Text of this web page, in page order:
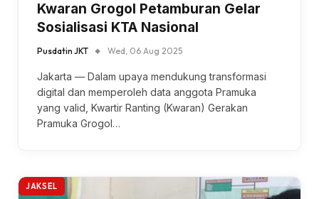
Kwaran Grogol Petamburan Gelar
Sosialisasi KTA Nasional
Pusdatin JKT Wed, 06 Aug 2025
Jakarta — Dalam upaya mendukung transformasi
digital dan memperoleh data anggota Pramuka
yang valid, Kwartir Ranting (Kwaran) Gerakan
Pramuka Grogol…
JAKSEL